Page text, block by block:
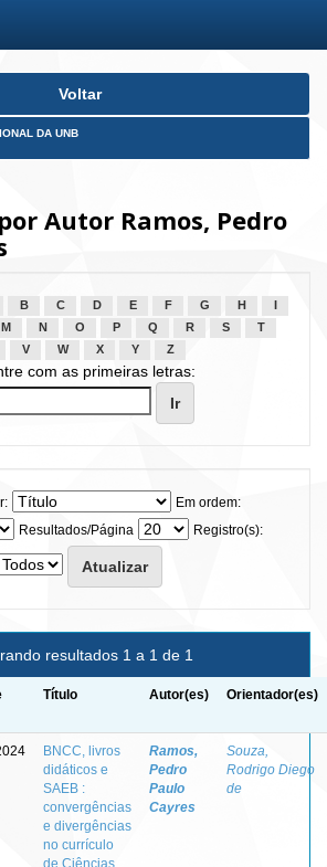
Voltar
DA UNB
Autor Ramos, Pedro
B C D E F G H
M N O P Q R S
T
V W X Y Z
com as primeiras letras:
Em ordem:
Resultados/Página
Registro(s):
resultados 1 a 1 de 1
Título Autor(es) Orientador(es)
BNCC, livros
didáticos e
SAEB :
convergências
e divergências
no currículo
de Ciências
Ramos,
Pedro
Paulo
Cayres
Souza,
Rodrigo Diego
de